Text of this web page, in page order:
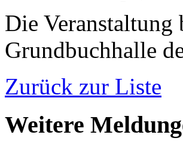
Die
Grundbuchhalle
Zurück zur Liste
Weitere